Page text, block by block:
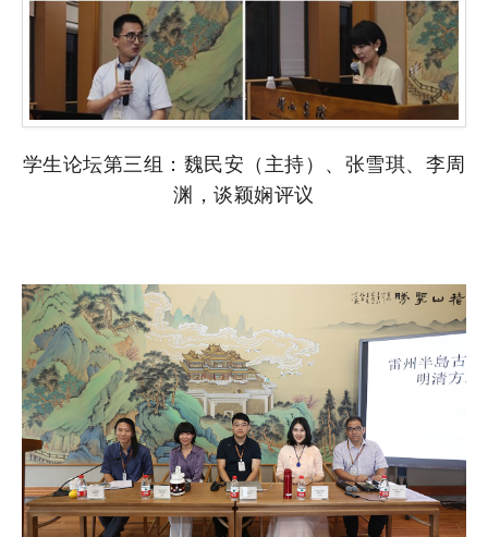
学生论坛第三组：魏民安（主持）、张雪琪、李周
渊，谈颖娴评议